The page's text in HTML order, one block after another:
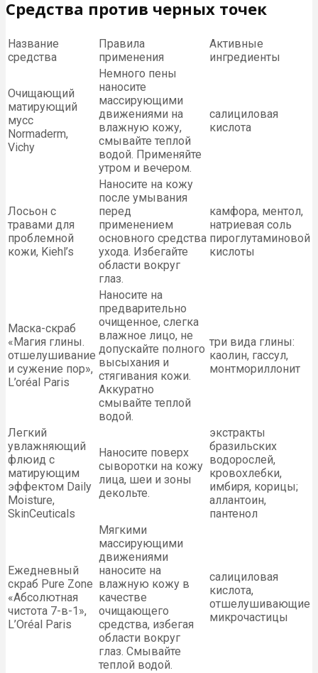
Средства против черных точек
Название
средства
Правила
применения
Активные
ингредиенты
Очищающий
матирующий
мусс
Normaderm,
Vichy
Немного пены
наносите
массирующими
движениями на
влажную кожу,
смывайте теплой
водой. Применяйте
утром и вечером.
салициловая
кислота
Лосьон с
травами для
проблемной
кожи, Kiehl’s
Наносите на кожу
после умывания
перед
применением
основного средства
ухода. Избегайте
области вокруг
глаз.
камфора, ментол,
натриевая соль
пироглутаминовой
кислоты
Маска-скраб
«Магия глины.
отшелушивание
и сужение пор»,
L’oréal Paris
Наносите на
предварительно
очищенное, слегка
влажное лицо, не
допускайте полного
высыхания и
стягивания кожи.
Аккуратно
смывайте теплой
водой.
три вида глины:
каолин, гассул,
монтмориллонит
Легкий
увлажняющий
флюид с
матирующим
эффектом Daily
Moisture,
SkinCeuticals
Наносите поверх
сыворотки на кожу
лица, шеи и зоны
декольте.
экстракты
бразильских
водорослей,
кровохлебки,
имбиря, корицы;
аллантоин,
пантенол
Ежедневный
скраб Pure Zone
«Абсолютная
чистота 7-в-1»,
L’Oréal Paris
Мягкими
массирующими
движениями
наносите на
влажную кожу в
качестве
очищающего
средства, избегая
области вокруг
глаз. Смывайте
теплой водой.
салициловая
кислота,
отшелушивающие
микрочастицы